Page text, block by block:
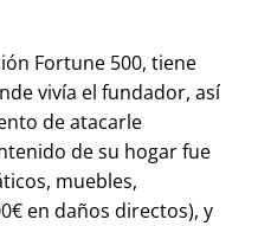
Fortune 500, tiene
vivía el fundador, así
de atacarle
de su hogar fue
muebles,
en daños directos), y